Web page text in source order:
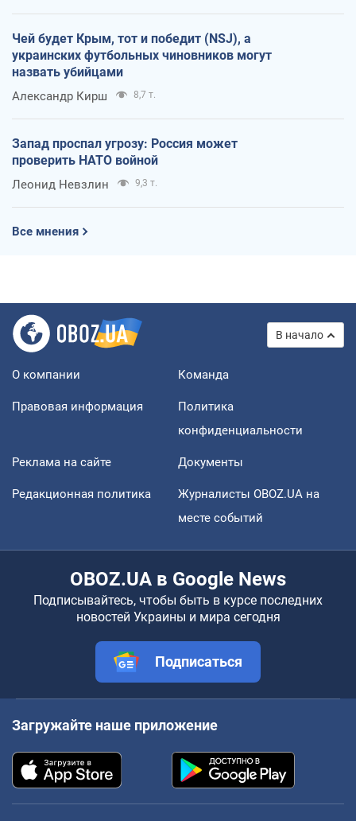
Чей будет Крым, тот и победит (NSJ), а
украинских футбольных чиновников могут
назвать убийцами
Александр Кирш 8,7 т.
Запад проспал угрозу: Россия может
проверить НАТО войной
Леонид Невзлин 9,3 т.
Все мнения
В начало
О компании Команда
Правовая информация
Политика
конфиденциальности
Реклама на сайте Документы
Редакционная политика
Журналисты OBOZ.UA на
месте событий
OBOZ.UA в Google News
Подписывайтесь, чтобы быть в курсе последних
новостей Украины и мира сегодня
Подписаться
Загружайте наше приложение